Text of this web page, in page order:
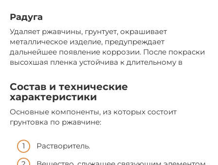
Радуга
Удаляет ржавчины, грунтует, окрашивает
металлическое изделие, предупреждает
дальнейшее появление коррозии. После покраски
высохшая пленка устойчива к длительному в
Состав и технические
характеристики
Основные компоненты, из которых состоит
грунтовка по ржавчине:
Растворитель.